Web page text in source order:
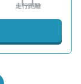
走行距離